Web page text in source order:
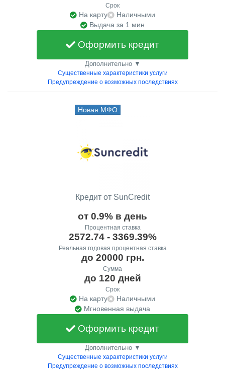
Срок
На карту
Наличными
Выдача за 1 мин
Оформить кредит
Дополнительно ▼
Существенные характеристики услуги
Предупреждение о возможных последствиях
Новая МФО
Кредит от SunCredit
от 0.9% в день
Процентная ставка
2572.74 - 3369.39%
Реальная годовая процентная ставка
до 20000 грн.
Сумма
до 120 дней
Срок
На карту
Наличными
Мгновенная выдача
Оформить кредит
Дополнительно ▼
Существенные характеристики услуги
Предупреждение о возможных последствиях